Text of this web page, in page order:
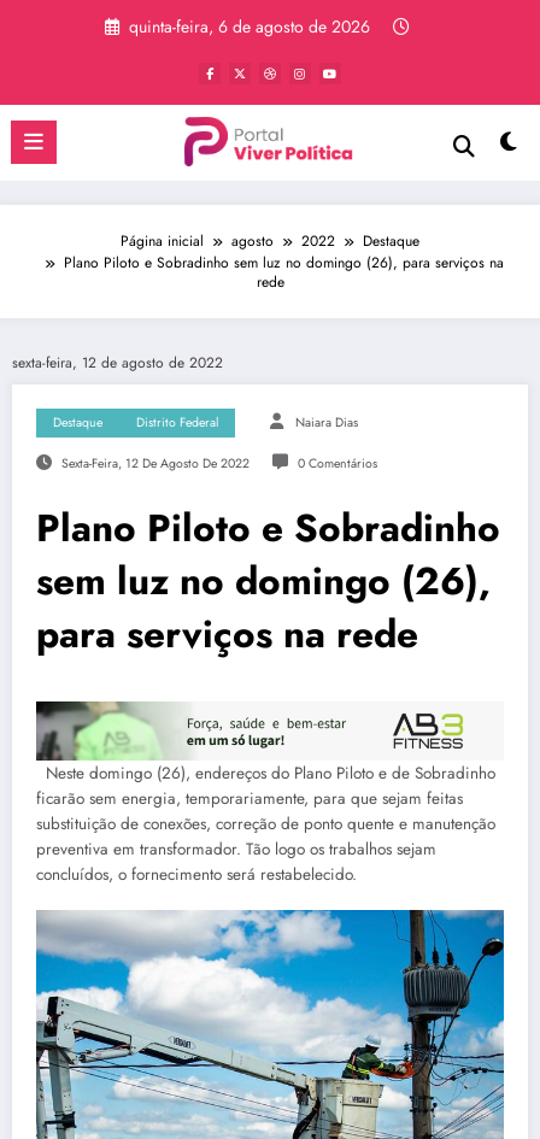
quinta-feira, 6 de agosto de 2026
Página inicial agosto 2022
Destaque
Plano Piloto e Sobradinho sem luz no domingo (26), para serviços na
rede
sexta-feira, 12 de agosto de 2022
Destaque Distrito Federal Naiara Dias
Sexta-Feira, 12 De Agosto De 2022 0 Comentários
Plano Piloto e Sobradinho
sem luz no domingo (26),
para serviços na rede
Neste domingo (26), endereços do Plano Piloto e de Sobradinho
ficarão sem energia, temporariamente, para que sejam feitas
substituição de conexões, correção de ponto quente e manutenção
preventiva em transformador. Tão logo os trabalhos sejam
concluídos, o fornecimento será restabelecido.